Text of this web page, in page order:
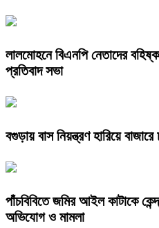
লালমোহনে বিএনপি নেতাদের
প্রতিবাদ সভা
বগুড়ায় বাস নিয়ন্ত্রণ হারিয়ে
পাঁচবিবিতে জমির আইল কাটাকে
অভিযোগ ও মামলা